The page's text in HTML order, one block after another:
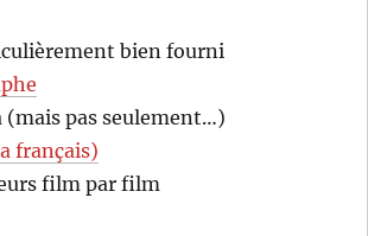
bien fourni
(mais pas seulement…)
français)
film par film